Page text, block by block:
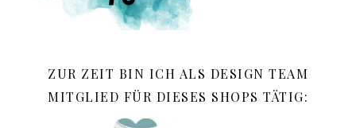
ZUR ZEIT BIN ICH ALS DESIGN TEAM
MITGLIED FÜR DIESES SHOPS TÄTIG: